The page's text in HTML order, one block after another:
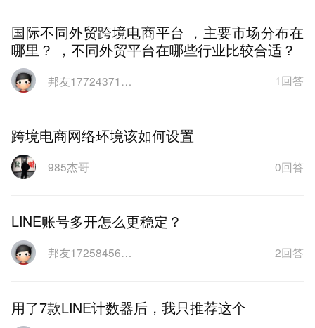
国际不同外贸跨境电商平台 ，主要市场分布在
哪里？ ，不同外贸平台在哪些行业比较合适？
邦友1772437165772 1回答
跨境电商网络环境该如何设置
985杰哥 0回答
LINE账号多开怎么更稳定？
邦友1725845600665 2回答
用了7款LINE计数器后，我只推荐这个